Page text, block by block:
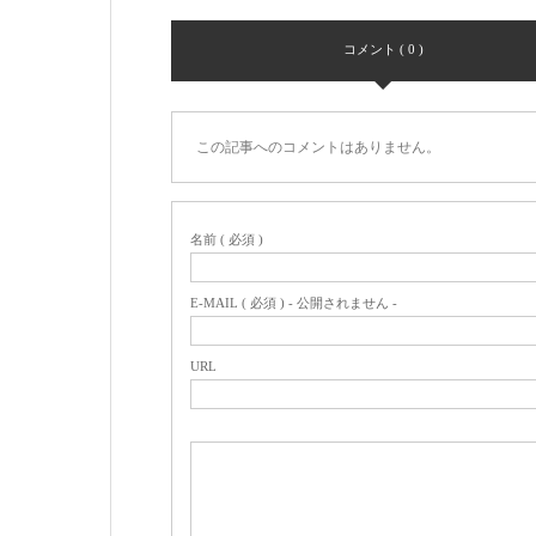
コメント ( 0 )
この記事へのコメントはありません。
名前 ( 必須 )
E-MAIL ( 必須 ) - 公開されません -
URL